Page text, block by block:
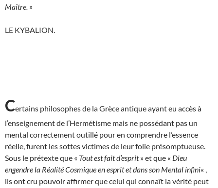
Maître. »
LE KYBALION.
Certains philosophes de la Grèce antique ayant eu accès à
l’enseignement de l’Hermétisme mais ne possédant pas un
mental correctement outillé pour en comprendre l’essence
réelle, furent les sottes victimes de leur folie présomptueuse.
Sous le prétexte que « Tout est fait d’esprit» et que « Dieu
engendre la Réalité Cosmique en esprit et dans son Mental infini« ,
ils ont cru pouvoir affirmer que celui qui connaît la vérité peut